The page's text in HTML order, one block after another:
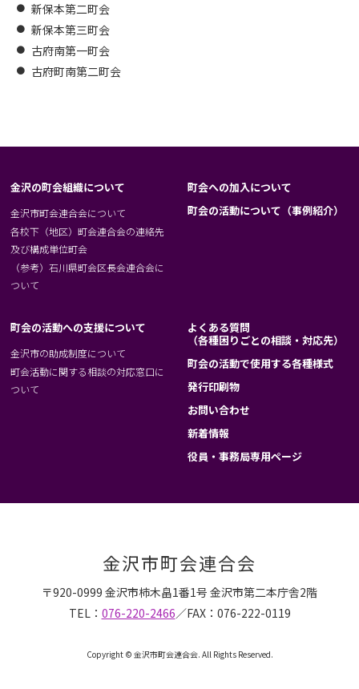
新保本第二町会
新保本第三町会
古府南第一町会
古府町南第二町会
金沢の町会組織について
金沢市町会連合会について
各校下（地区）町会連合会の連絡先
及び構成単位町会
（参考）石川県町会区長会連合会に
ついて
町会への加入について
町会の活動について（事例紹介）
町会の活動への支援について
金沢市の助成制度について
町会活動に関する相談の対応窓口に
ついて
よくある質問
（各種困りごとの相談・対応先）
町会の活動で使用する各種様式
発行印刷物
お問い合わせ
新着情報
役員・事務局専用ページ
金沢市町会連合会
〒920-0999 金沢市柿木畠1番1号 金沢市第二本庁舎2階
TEL： 076-220-2466／FAX：076-222-0119
Copyright © 金沢市町会連合会. All Rights Reserved.